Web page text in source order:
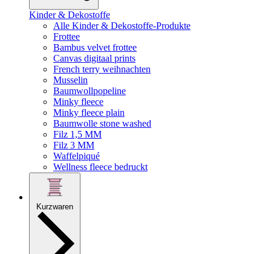
Kinder & Dekostoffe
Alle Kinder & Dekostoffe-Produkte
Frottee
Bambus velvet frottee
Canvas digitaal prints
French terry weihnachten
Musselin
Baumwollpopeline
Minky fleece
Minky fleece plain
Baumwolle stone washed
Filz 1,5 MM
Filz 3 MM
Waffelpiqué
Wellness fleece bedruckt
Kurzwaren